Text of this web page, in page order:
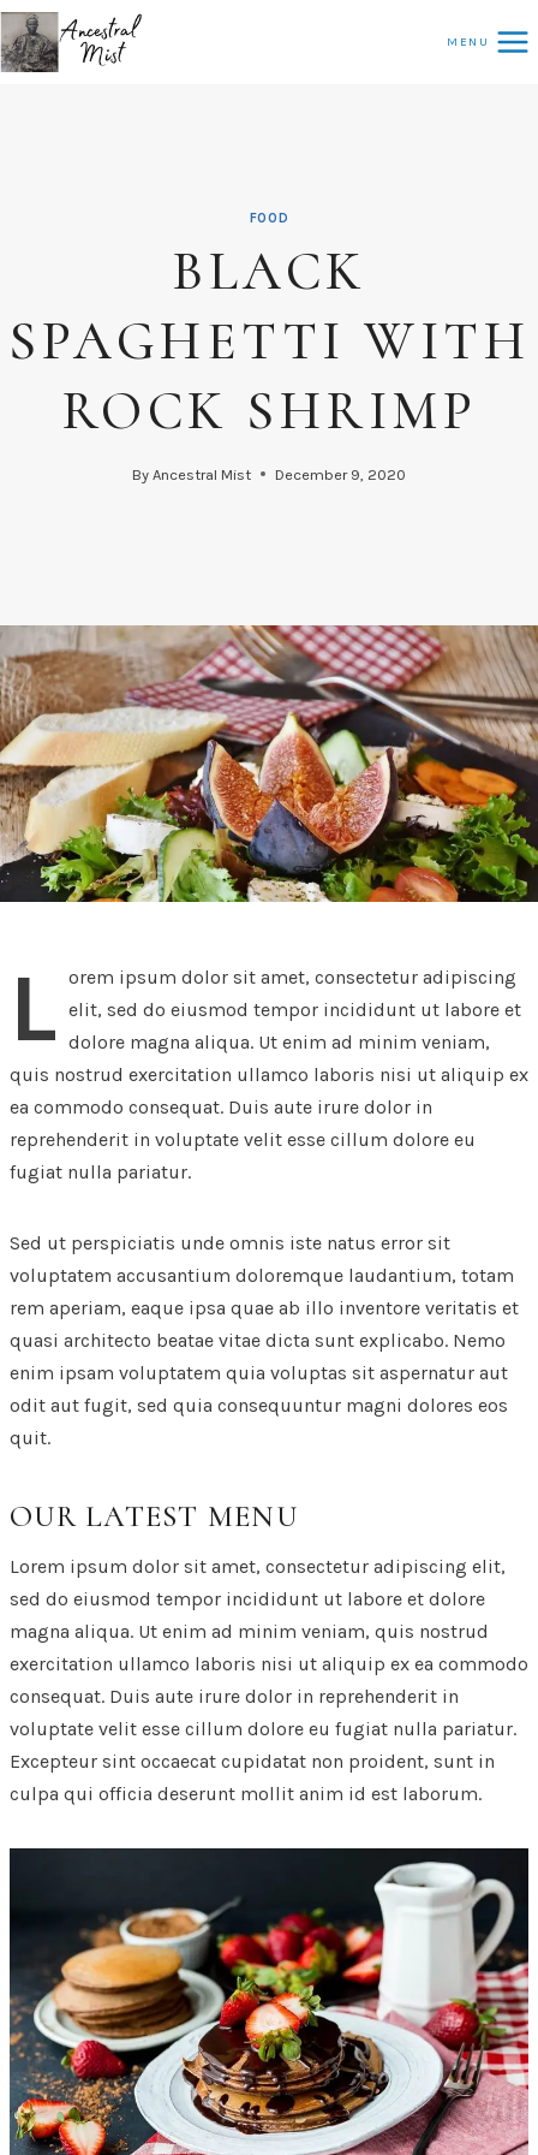
Skip
to
content
MENU
FOOD
BLACK
SPAGHETTI WITH
ROCK SHRIMP
By Ancestral Mist December 9, 2020
L orem ipsum dolor sit amet, consectetur adipiscing
elit, sed do eiusmod tempor incididunt ut labore et
dolore magna aliqua. Ut enim ad minim veniam,
quis nostrud exercitation ullamco laboris nisi ut aliquip ex
ea commodo consequat. Duis aute irure dolor in
reprehenderit in voluptate velit esse cillum dolore eu
fugiat nulla pariatur.
Sed ut perspiciatis unde omnis iste natus error sit
voluptatem accusantium doloremque laudantium, totam
rem aperiam, eaque ipsa quae ab illo inventore veritatis et
quasi architecto beatae vitae dicta sunt explicabo. Nemo
enim ipsam voluptatem quia voluptas sit aspernatur aut
odit aut fugit, sed quia consequuntur magni dolores eos
quit.
OUR LATEST MENU
Lorem ipsum dolor sit amet, consectetur adipiscing elit,
sed do eiusmod tempor incididunt ut labore et dolore
magna aliqua. Ut enim ad minim veniam, quis nostrud
exercitation ullamco laboris nisi ut aliquip ex ea commodo
consequat. Duis aute irure dolor in reprehenderit in
voluptate velit esse cillum dolore eu fugiat nulla pariatur.
Excepteur sint occaecat cupidatat non proident, sunt in
culpa qui officia deserunt mollit anim id est laborum.